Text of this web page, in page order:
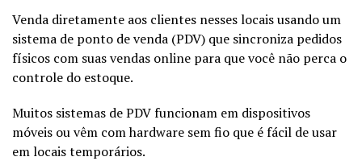
Venda diretamente aos clientes nesses locais usando um
sistema de ponto de venda (PDV) que sincroniza pedidos
físicos com suas vendas online para que você não perca o
controle do estoque.
Muitos sistemas de PDV funcionam em dispositivos
móveis ou vêm com hardware sem fio que é fácil de usar
em locais temporários.